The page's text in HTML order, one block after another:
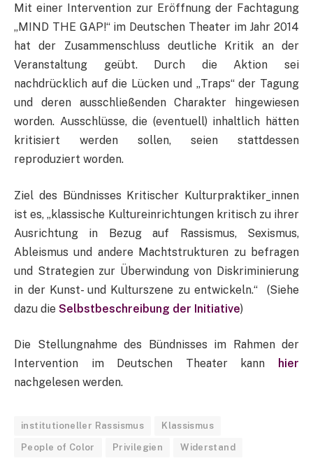
Mit einer Intervention zur Eröffnung der Fachtagung
„MIND THE GAP!“ im Deutschen Theater im Jahr 2014
hat der Zusammenschluss deutliche Kritik an der
Veranstaltung geübt. Durch die Aktion sei
nachdrücklich auf die Lücken und „Traps“ der Tagung
und deren ausschließenden Charakter hingewiesen
worden. Ausschlüsse, die (eventuell) inhaltlich hätten
kritisiert werden sollen, seien stattdessen
reproduziert worden.
Ziel des Bündnisses Kritischer Kulturpraktiker_innen
ist es, „klassische Kultureinrichtungen kritisch zu ihrer
Ausrichtung in Bezug auf Rassismus, Sexismus,
Ableismus und andere Machtstrukturen zu befragen
und Strategien zur Überwindung von Diskriminierung
in der Kunst- und Kulturszene zu entwickeln.“ (Siehe
dazu die Selbstbeschreibung der Initiative)
Die Stellungnahme des Bündnisses im Rahmen der
Intervention im Deutschen Theater kann
hier
nachgelesen werden.
institutioneller Rassismus Klassismus
People of Color Privilegien Widerstand